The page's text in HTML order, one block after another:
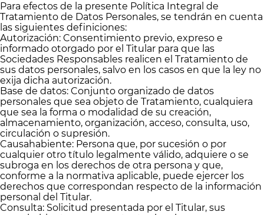
Para efectos de la presente Política Integral de
Tratamiento de Datos Personales, se tendrán en cuenta
las siguientes definiciones:
Autorización: Consentimiento previo, expreso e
informado otorgado por el Titular para que las
Sociedades Responsables realicen el Tratamiento de
sus datos personales, salvo en los casos en que la ley no
exija dicha autorización.
Base de datos: Conjunto organizado de datos
personales que sea objeto de Tratamiento, cualquiera
que sea la forma o modalidad de su creación,
almacenamiento, organización, acceso, consulta, uso,
circulación o supresión.
Causahabiente: Persona que, por sucesión o por
cualquier otro título legalmente válido, adquiere o se
subroga en los derechos de otra persona y que,
conforme a la normativa aplicable, puede ejercer los
derechos que correspondan respecto de la información
personal del Titular.
Consulta: Solicitud presentada por el Titular, sus